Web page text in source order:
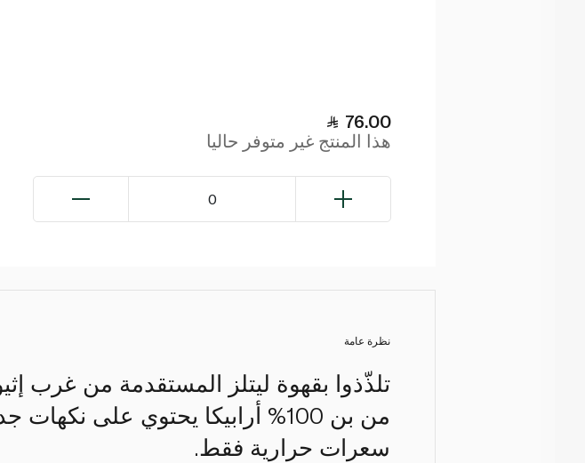
76.00
هذا المنتج غير متوفر حاليا
0
نظرة عامة
تلذّذوا بقهوة ليتلز المستقدمة من غرب
سعرات حرارية فقط.